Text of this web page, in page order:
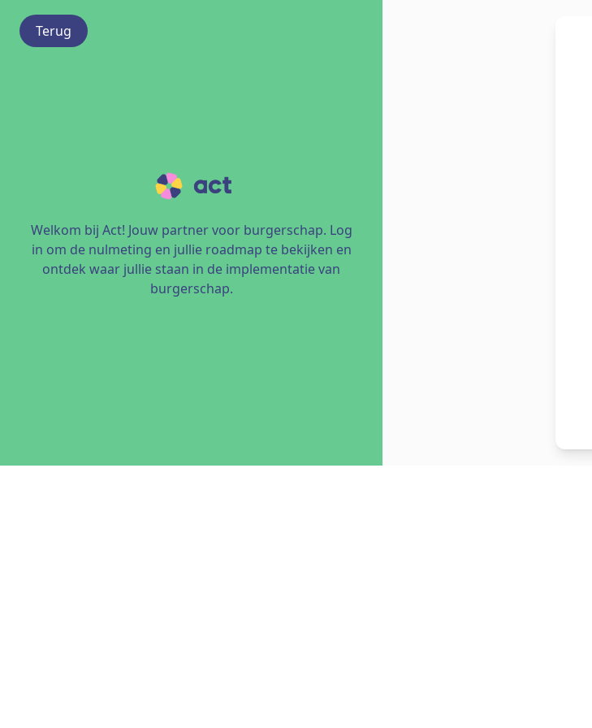
Terug
Welkom bij Act! Jouw partner voor burgerschap. Log
in om de nulmeting en jullie roadmap te bekijken en
ontdek waar jullie staan in de implementatie van
burgerschap.